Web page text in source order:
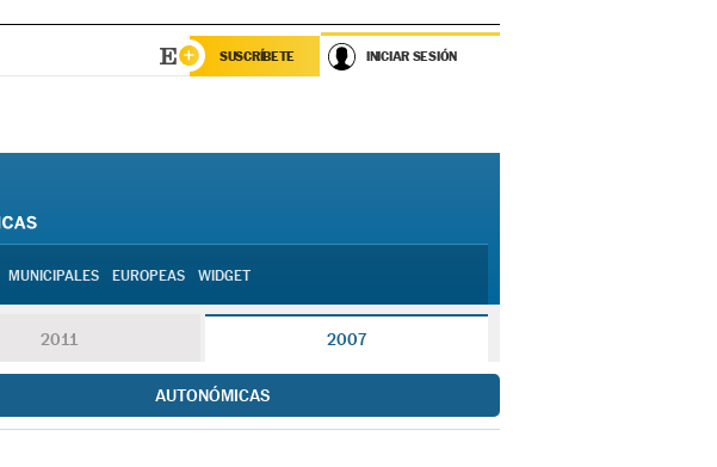
SUSCRÍBETE INICIAR SESIÓN
MUNICIPALES EUROPEAS WIDGET
2011 2007
AUTONÓMICAS